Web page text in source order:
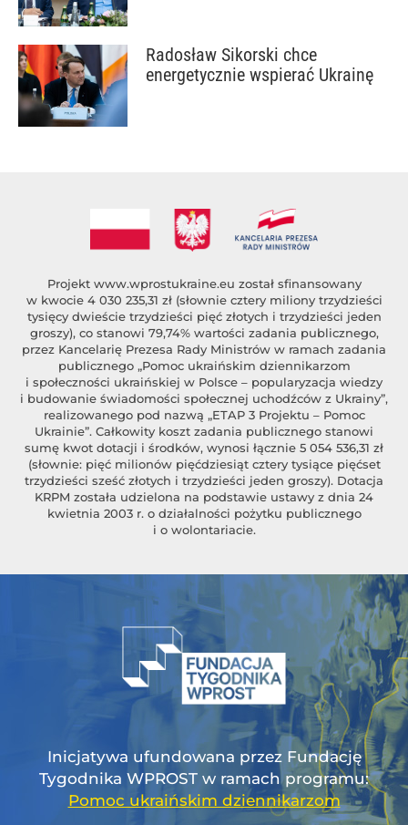
Radosław Sikorski chce
energetycznie wspierać Ukrainę
Projekt www.wprostukraine.eu został sfinansowany
w kwocie 4 030 235,31 zł (słownie cztery miliony trzydzieści
tysięcy dwieście trzydzieści pięć złotych i trzydzieści jeden
groszy), co stanowi 79,74% wartości zadania publicznego,
przez Kancelarię Prezesa Rady Ministrów w ramach zadania
publicznego „Pomoc ukraińskim dziennikarzom
i społeczności ukraińskiej w Polsce – popularyzacja wiedzy
i budowanie świadomości społecznej uchodźców z Ukrainy”,
realizowanego pod nazwą „ETAP 3 Projektu – Pomoc
Ukrainie”. Całkowity koszt zadania publicznego stanowi
sumę kwot dotacji i środków, wynosi łącznie 5 054 536,31 zł
(słownie: pięć milionów pięćdziesiąt cztery tysiące pięćset
trzydzieści sześć złotych i trzydzieści jeden groszy). Dotacja
KRPM została udzielona na podstawie ustawy z dnia 24
kwietnia 2003 r. o działalności pożytku publicznego
i o wolontariacie.
Inicjatywa ufundowana przez Fundację
Tygodnika WPROST w ramach programu:
Pomoc ukraińskim dziennikarzom